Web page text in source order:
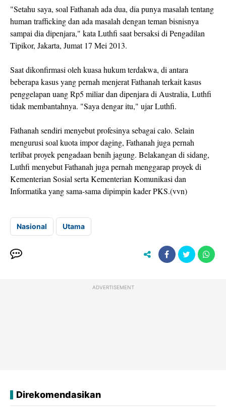
"Setahu saya, soal Fathanah ada dua, dia punya masalah tentang
human trafficking dan ada masalah dengan teman bisnisnya
sampai dia dipenjara," kata Luthfi saat bersaksi di Pengadilan
Tipikor, Jakarta, Jumat 17 Mei 2013.
Saat dikonfirmasi oleh kuasa hukum terdakwa, di antara
beberapa kasus yang pernah menjerat Fathanah terkait kasus
penggelapan uang Rp5 miliar dan dipenjara di Australia, Luthfi
tidak membantahnya. "Saya dengar itu," ujar Luthfi.
Fathanah sendiri menyebut profesinya sebagai calo. Selain
mengurusi soal kuota impor daging, Fathanah juga pernah
terlibat proyek pengadaan benih jagung. Belakangan di sidang,
Luthfi menyebut Fathanah juga pernah menggarap proyek di
Kementerian Sosial serta Kementerian Komunikasi dan
Informatika yang sama-sama dipimpin kader PKS.(vvn)
Nasional Utama
ADVERTISEMENT
Direkomendasikan